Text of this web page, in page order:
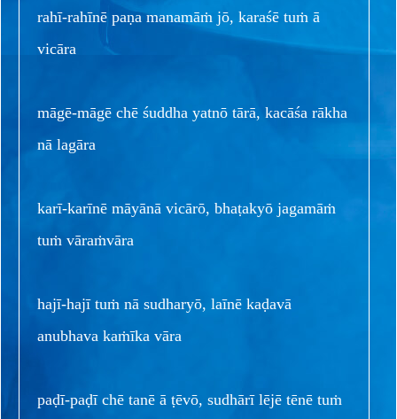
rahī-rahīnē paṇa manamāṁ jō, karaśē tuṁ ā
vicāra
māgē-māgē chē śuddha yatnō tārā, kacāśa rākha
nā lagāra
karī-karīnē māyānā vicārō, bhaṭakyō jagamāṁ
tuṁ vāraṁvāra
hajī-hajī tuṁ nā sudharyō, laīnē kaḍavā
anubhava kaṁīka vāra
paḍī-paḍī chē tanē ā ṭēvō, sudhārī lējē tēnē tuṁ